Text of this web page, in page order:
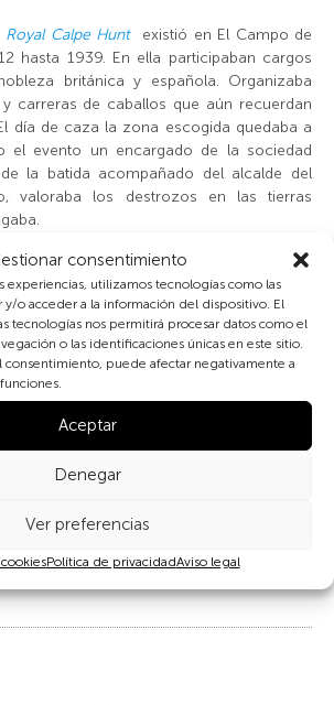
consentimiento
experiencias, utilizamos tecnologías como las
y/o acceder a la información del dispositivo. El
tecnologías nos permitirá procesar datos como el
o las identificaciones únicas en este sitio.
consentimiento, puede afectar negativamente a
Aceptar
Denegar
Ver preferencias
Política de privacidadAviso legal
Royal Calpe Huntexistió en El Campo de
hasta 1939. En ella participaban cargos
británica y española. Organizaba
carreras de caballos que aún recuerdan
día de caza la zona escogida quedaba a
el evento un encargado de la sociedad
la batida acompañado del alcalde del
valoraba los destrozos en las tierras
carrera reproducida en la revista
The
abarca desde el campo neutral y el
la costa linense de Poniente. Al fondo,
queda el peñón de Gibraltar. Hay
y niños, unos caracterizados como
como andaluces; entre ellos varios
y un guitarrista. Vicente Ricardo
durante su infancia.
de la ciudad, las chozas y las chabolas
y ocio de los gibraltareños principalmente,
ciudad de grandes contrastes sociales.